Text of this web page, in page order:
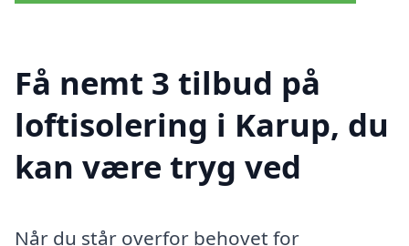
Få nemt 3 tilbud på
loftisolering i Karup, du
kan være tryg ved
Når du står overfor behovet for